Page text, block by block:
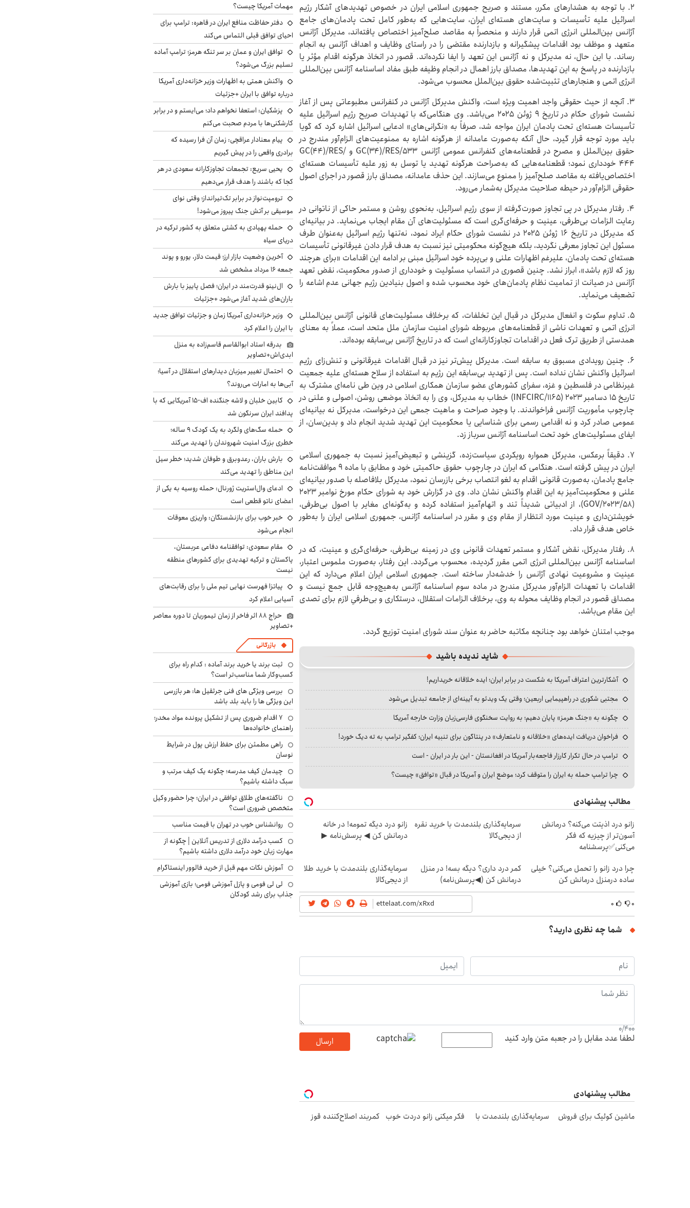
۲. با توجه به هشدارهای مکرر، مستند و صریح جمهوری اسلامی ایران در خصوص تهدیدهای آشکار رژیم
اسرائیل علیه تأسیسات و سایت‌های هسته‌ای ایران، سایت‌هایی که به‌طور کامل تحت پادمان‌های جامع
آژانس بین‌المللی انرژی اتمی قرار دارند و منحصراً به مقاصد صلح‌آمیز اختصاص یافته‌اند، مدیرکل آژانس
متعهد و موظف بود اقدامات پیشگیرانه و بازدارنده مقتضی را در راستای وظایف و اهداف آژانس به انجام
رساند. با این حال، نه مدیرکل و نه آژانس این تعهد را ایفا نکرده‌اند. قصور در اتخاذ هرگونه اقدام مؤثر یا
بازدارنده در پاسخ به این تهدیدها، مصداق بارز اهمال در انجام وظیفه طبق مفاد اساسنامه آژانس بین‌المللی
انرژی اتمی و هنجارهای تثبیت‌شده حقوق بین‌الملل محسوب می‌شود.
۳. آنچه از حیث حقوقی واجد اهمیت ویژه است، واکنش مدیرکل آژانس در کنفرانس مطبوعاتی پس از آغاز
نشست شورای حکام در تاریخ ۹ ژوئن ۲۰۲۵ می‌باشد. وی هنگامی‌که با تهدیدات صریح رژیم اسرائیل علیه
تأسیسات هسته‌ای تحت پادمان ایران مواجه شد، صرفاً به «نگرانی‌های» ادعایی اسرائیل اشاره کرد که گویا
باید مورد توجه قرار گیرد، حال آنکه به‌صورت عامدانه از هرگونه اشاره به ممنوعیت‌های الزام‌آور مندرج در
حقوق بین‌الملل و مصرح در قطعنامه‌های کنفرانس عمومی آژانس GC(۳۴)/RES/۵۳۳ و GC(۴۴)/RES/
۴۴۴ خودداری نمود؛ قطعنامه‌هایی که به‌صراحت هرگونه تهدید یا توسل به زور علیه تأسیسات هسته‌ای
اختصاص‌یافته به مقاصد صلح‌آمیز را ممنوع می‌سازند. این حذف عامدانه، مصداق بارز قصور در اجرای اصول
حقوقی الزام‌آور در حیطه صلاحیت مدیرکل به‌شمار می‌رود.
۴. رفتار مدیرکل در پی تجاوز صورت‌گرفته از سوی رژیم اسرائیل، به‌نحوی روشن و مستمر حاکی از ناتوانی در
رعایت الزامات بی‌طرفی، عینیت و حرفه‌ای‌گری است که مسئولیت‌های آن مقام ایجاب می‌نماید. در بیانیه‌ای
که مدیرکل در تاریخ ۱۶ ژوئن ۲۰۲۵ در نشست شورای حکام ایراد نمود، نه‌تنها رژیم اسرائیل به‌عنوان طرف
مسئول این تجاوز معرفی نگردید، بلکه هیچ‌گونه محکومیتی نیز نسبت به هدف قرار دادن غیرقانونی تأسیسات
هسته‌ای تحت پادمان، علیرغم اظهارات علنی و بی‌پرده خود اسرائیل مبنی بر ادامه این اقدامات «برای هرچند
روز که لازم باشد»، ابراز نشد. چنین قصوری در انتساب مسئولیت و خودداری از صدور محکومیت، نقض تعهد
آژانس در صیانت از تمامیت نظام پادمان‌های خود محسوب شده و اصول بنیادین رژیم جهانی عدم اشاعه را
تضعیف می‌نماید.
۵. تداوم سکوت و انفعال مدیرکل در قبال این تخلفات، که برخلاف مسئولیت‌های قانونی آژانس بین‌المللی
انرژی اتمی و تعهدات ناشی از قطعنامه‌های مربوطه شورای امنیت سازمان ملل متحد است، عملاً به معنای
همدستی از طریق ترک فعل در اقدامات تجاوزکارانه‌ای است که در تاریخ آژانس بی‌سابقه بوده‌اند.
۶. چنین رویدادی مسبوق به سابقه است. مدیرکل پیش‌تر نیز در قبال اقدامات غیرقانونی و تنش‌زای رژیم
اسرائیل واکنش نشان نداده است. پس از تهدید بی‌سابقه این رژیم به استفاده از سلاح هسته‌ای علیه جمعیت
غیرنظامی در فلسطین و غزه، سفرای کشورهای عضو سازمان همکاری اسلامی در وین طی نامه‌ای مشترک به
تاریخ ۱۵ دسامبر ۲۰۲۳ (INFCIRC/۱۱۶۵) خطاب به مدیرکل، وی را به اتخاذ موضعی روشن، اصولی و علنی در
چارچوب مأموریت آژانس فراخواندند. با وجود صراحت و ماهیت جمعی این درخواست، مدیرکل نه بیانیه‌ای
عمومی صادر کرد و نه اقدامی رسمی برای شناسایی یا محکومیت این تهدید شدید انجام داد و بدین‌سان، از
ایفای مسئولیت‌های خود تحت اساسنامه آژانس سرباز زد.
۷. دقیقاً برعکس، مدیرکل همواره رویکردی سیاست‌زده، گزینشی و تبعیض‌آمیز نسبت به جمهوری اسلامی
ایران در پیش گرفته است. هنگامی که ایران در چارچوب حقوق حاکمیتی خود و مطابق با ماده ۹ موافقت‌نامه
جامع پادمان، به‌صورت قانونی اقدام به لغو انتصاب برخی بازرسان نمود، مدیرکل بلافاصله با صدور بیانیه‌ای
علنی و محکومیت‌آمیز به این اقدام واکنش نشان داد. وی در گزارش خود به شورای حکام مورخ نوامبر ۲۰۲۳
(GOV/۲۰۲۳/۵۸)، از ادبیاتی شدیداً تند و اتهام‌آمیز استفاده کرده و به‌گونه‌ای مغایر با اصول بی‌طرفی،
خویشتن‌داری و عینیت مورد انتظار از مقام وی و مقرر در اساسنامه آژانس، جمهوری اسلامی ایران را به‌طور
خاص هدف قرار داد.
۸. رفتار مدیرکل، نقض آشکار و مستمر تعهدات قانونی وی در زمینه بی‌طرفی، حرفه‌ای‌گری و عینیت، که در
اساسنامه آژانس بین‌المللی انرژی اتمی مقرر گردیده، محسوب می‌گردد. این رفتار، به‌صورت ملموس اعتبار،
عینیت و مشروعیت نهادی آژانس را خدشه‌دار ساخته است. جمهوری اسلامی ایران اعلام می‌دارد که این
اقدامات با تعهدات الزام‌آور مدیرکل مندرج در ماده سوم اساسنامه آژانس به‌هیچ‌وجه قابل جمع نیست و
مصداق قصور در انجام وظایف محوله به وی، برخلاف الزامات استقلال، درستکاری و بی‌طرفیِ لازم برای تصدی
این مقام می‌باشد.
موجب امتنان خواهد بود چنانچه مکاتبه حاضر به عنوان سند شورای امنیت توزیع گردد.
شاید ندیده باشید
آشکارترین اعتراف آمریکا به شکست در برابر ایران؛ ایده خلاقانه خریداریم!
مجتبی شکوری در راهپیمایی اربعین؛ وقتی یک ویدئو به آیینه‌ای از جامعه تبدیل می‌شود
چگونه به «جنگ هرمز» پایان دهیم؛ به روایت سخنگوی فارسی‌زبان وزارت خارجه آمریکا
فراخوان دریافت ایده‌های «خلاقانه و نامتعارف» در پنتاگون برای تنبیه ایران؛ کفگیر ترامپ به ته دیگ خورد!
ترامپ در حال تکرار کارزار فاجعه‌بار آمریکا در افغانستان - این بار در ایران - است
چرا ترامپ حمله به ایران را متوقف کرد؛ موضع ایران و آمریکا در قبال «توافق» چیست؟
مطالب پیشنهادی
زانو درد اذیتت می‌کنه؟ درمانش
آسون‌تر از چیزیه که فکر
می‌کنی✅پرسشنامه
سرمایه‌گذاری بلندمدت با خرید نقره
از دیجی‌کالا
زانو درد دیگه تمومه! در خانه
درمانش کن ◀ پرسش‌نامه ▶
چرا درد زانو را تحمل می‌کنی؟ خیلی
ساده درمنزل درمانش کن
کمر درد داری؟ دیگه بسه! در منزل
درمانش کن (◀پرسش‌نامه)
سرمایه‌گذاری بلندمدت با خرید طلا
از دیجی‌کالا
۰ ۰
شما چه نظری دارید؟
0/400
لطفا عدد مقابل را در جعبه متن وارد کنید ارسال
مطالب پیشنهادی
ماشین کوئیک برای فروش
سرمایه‌گذاری بلندمدت با
فکر میکنی زانو دردت خوب کمربند اصلاح‌کننده قوز
مهمات آمریکا چیست؟
دفتر حفاظت منافع ایران در قاهره: ترامپ برای
احیای توافق قبلی التماس می‌کند
توافق ایران و عمان بر سر تنگه هرمز؛ ترامپ آماده
تسلیم بزرگ می‌شود؟
واکنش همتی به اظهارات وزیر خزانه‌داری آمریکا
درباره توافق با ایران +جزئیات
پزشکیان: استعفا نخواهم داد؛ می‌ایستم و در برابر
کارشکنی‌ها با مردم صحبت می‌کنم
پیام معنادار عراقچی: زمان آن فرا رسیده که
برادری واقعی را در پیش گیریم
یحیی سریع: تجمعات تجاوزکارانه سعودی در هر
کجا که باشند را هدف قرار می‌دهیم
ترومپت‌نواز در برابر تک‌تیرانداز؛ وقتی نوای
موسیقی بر آتش جنگ پیروز می‌شود!
حمله پهپادی به کشتی متعلق به کشور ترکیه در
دریای سیاه
آخرین وضعیت بازار ارز؛ قیمت دلار، یورو و پوند
جمعه ۱۶ مرداد مشخص شد
ال‌نینو قدرت‌مند در ایران؛ فصل پاییز با بارش
باران‌های شدید آغاز می‌شود +جزئیات
وزیر خزانه‌داری آمریکا زمان و جزئیات توافق جدید
با ایران را اعلام کرد
بدرقه استاد ابوالقاسم قاسم‌زاده به منزل
ابدی‌اش+تصاویر
احتمال تغییر میزبان دیدارهای استقلال در آسیا؛
آبی‌ها به امارات می‌روند؟
کابین خلبان و لاشه جنگنده اف-۱۵ آمریکایی که با
پدافند ایران سرنگون شد
حمله سگ‌های ولگرد به یک کودک ۹ ساله؛
خطری بزرگ امنیت شهروندان را تهدید می‌کند
بارش باران، رعدوبرق و طوفان شدید؛ خطر سیل
این مناطق را تهدید می‌کند
ادعای وال‌استریت ژورنال: حمله روسیه به یکی از
اعضای ناتو قطعی است
خبر خوب برای بازنشستگان: واریزی معوقات
انجام می‌شود
مقام سعودی: توافقنامه دفاعی عربستان،
پاکستان و ترکیه تهدیدی برای کشورهای منطقه
نیست
پیاتزا فهرست نهایی تیم ملی را برای رقابت‌های
آسیایی اعلام کرد
حراج ۸۸ اثر فاخر از زمان تیموریان تا دوره معاصر
+تصاویر
بازرگانی
ثبت برند یا خرید برند آماده : کدام راه برای
کسب‌وکار شما مناسب‌تر است؟
بررسی ویژگی های فنی جرثقیل ها: هر بازرسی
این ویژگی ها را باید بلد باشد
۷ اقدام ضروری پس از تشکیل پرونده مواد مخدر؛
راهنمای خانواده‌ها
راهی مطمئن برای حفظ ارزش پول در شرایط
نوسان
چیدمان کیف مدرسه؛ چگونه یک کیف مرتب و
سبک داشته باشیم؟
ناگفته‌های طلاق توافقی در ایران؛ چرا حضور وکیل
متخصص ضروری است؟
روانشناس خوب در تهران با قیمت مناسب
کسب درآمد دلاری از تدریس آنلاین | چگونه از
مهارت زبان خود درآمد دلاری داشته باشیم؟
آموزش نکات مهم قبل از خرید فالوور اینستاگرام
لی لی فومی و پازل آموزشی فومی؛ بازی آموزشی
جذاب برای رشد کودکان